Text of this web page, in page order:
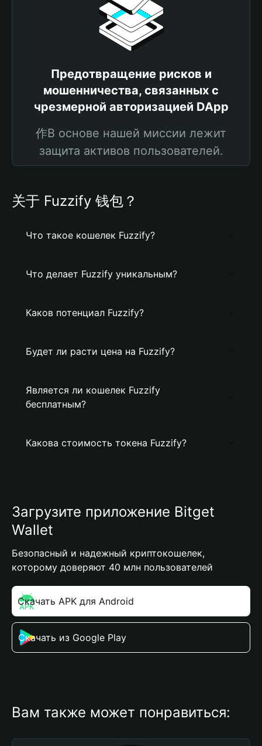
Предотвращение рисков и
мошенничества, связанных с
чрезмерной авторизацией DApp
作В основе нашей миссии лежит
защита активов пользователей.
关于 Fuzzify 钱包？
Что такое кошелек Fuzzify?
Что делает Fuzzify уникальным?
Каков потенциал Fuzzify?
Будет ли расти цена на Fuzzify?
Является ли кошелек Fuzzify
бесплатным?
Какова стоимость токена Fuzzify?
Загрузите приложение Bitget
Wallet
Безопасный и надежный криптокошелек,
которому доверяют 40 млн пользователей
Скачать APK для Android
Скачать из Google Play
Вам также может понравиться: